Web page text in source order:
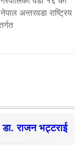
अन्तरवडा राष्ट्रिय
डा. राजन भट्टराई